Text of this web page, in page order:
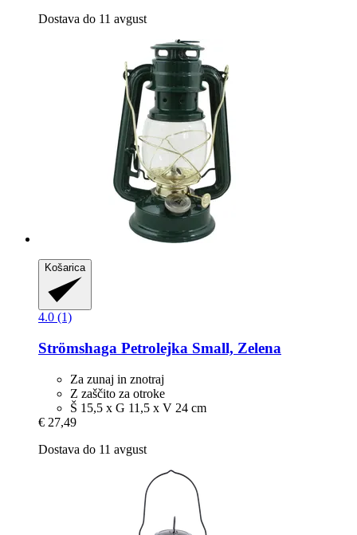
Dostava do 11 avgust
Košarica
4.0 (1)
Strömshaga Petrolejka Small, Zelena
Za zunaj in znotraj
Z zaščito za otroke
Š 15,5 x G 11,5 x V 24 cm
€ 27,49
Dostava do 11 avgust